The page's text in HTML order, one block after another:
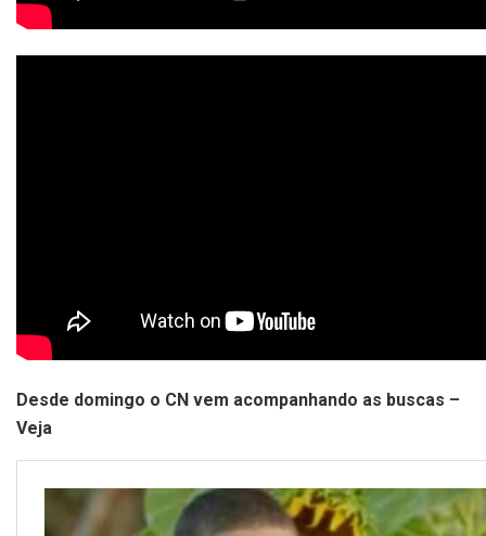
Desde domingo o CN vem acompanhando as buscas –
Veja